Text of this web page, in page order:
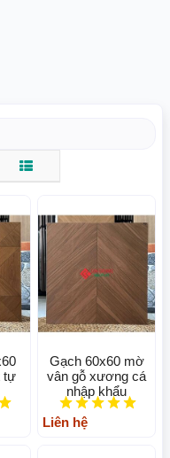
tự
Gạch 60x60 mờ
vân gỗ xương cá
nhập khẩu
Liên hệ